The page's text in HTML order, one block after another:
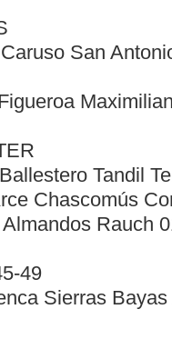
San
Tandil
Chascomús
Rauch
49
Sierras